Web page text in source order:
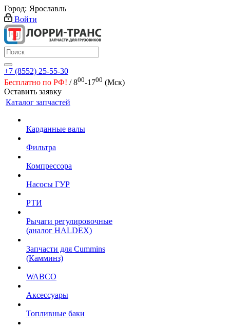
Город: Ярославль
Войти
+7 (8552) 25-55-30
Бесплатно по РФ! / 800-1700 (Мск)
Оставить заявку
Каталог запчастей
Карданные валы
Фильтра
Компрессора
Насосы ГУР
РТИ
Рычаги регулировочные
(аналог HALDEX)
Запчасти для Cummins
(Камминз)
WABCO
Аксессуары
Топливные баки